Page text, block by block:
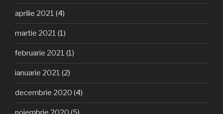
aprilie 2021 (4)
martie 2021 (1)
februarie 2021 (1)
ianuarie 2021 (2)
decembrie 2020 (4)